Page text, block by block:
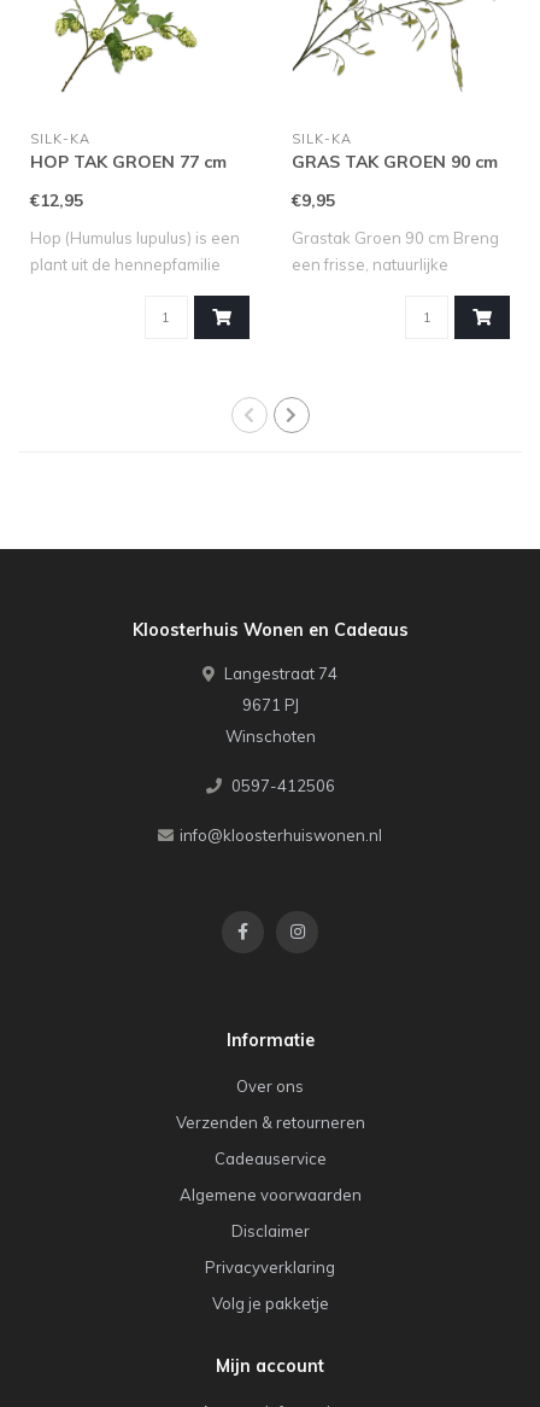
SILK-KA
HOP TAK GROEN 77 cm
€12,95
Hop (Humulus lupulus) is een
plant uit de hennepfamilie
SILK-KA
GRAS TAK GROEN 90 cm
€9,95
Grastak Groen 90 cm Breng
een frisse, natuurlijke
Kloosterhuis Wonen en Cadeaus
Langestraat 74
9671 PJ
Winschoten
0597-412506
info@kloosterhuiswonen.nl
Informatie
Over ons
Verzenden & retourneren
Cadeauservice
Algemene voorwaarden
Disclaimer
Privacyverklaring
Volg je pakketje
Mijn account